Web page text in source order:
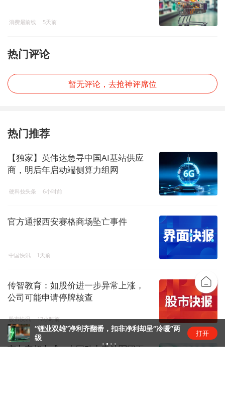
消费最前线 5天前
热门评论
暂无评论，去抢神评席位
热门推荐
【独家】英伟达急寻中国AI基站供应
商，明后年启动端侧算力组网
硬科技头条 6小时前
官方通报西安赛格商场坠亡事件
中国快讯 1天前
传智教育：如股价进一步异常上涨，
公司可能申请停牌核查
股市快讯 17小时前
市占率超七成，中国动力电池军团再
“锂业双雄”净利齐翻番，扣非净利却呈“冷暖”两
级
打开